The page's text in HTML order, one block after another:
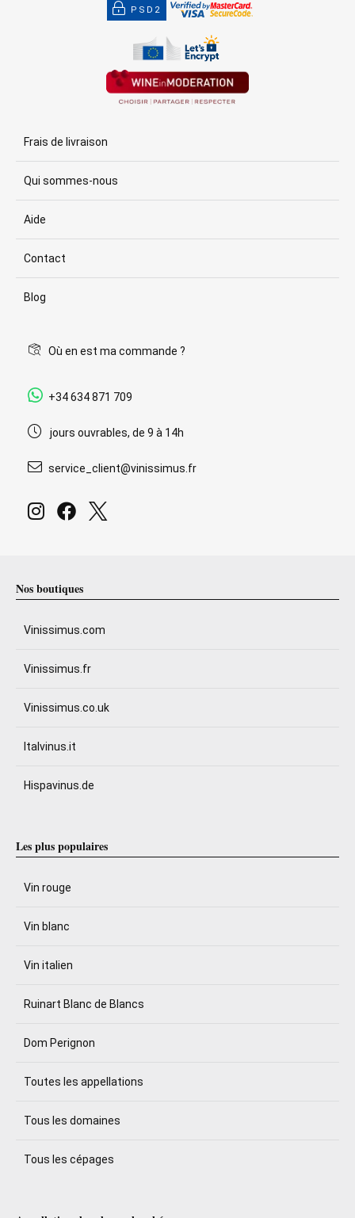
PSD2
Frais de livraison
Qui sommes-nous
Aide
Contact
Blog
Où en est ma commande ?
+34 634 871 709
jours ouvrables, de 9 à 14h
service_client@vinissimus.fr
Nos boutiques
Vinissimus.com
Vinissimus.fr
Vinissimus.co.uk
Italvinus.it
Hispavinus.de
Les plus populaires
Vin rouge
Vin blanc
Vin italien
Ruinart Blanc de Blancs
Dom Perignon
Toutes les appellations
Tous les domaines
Tous les cépages